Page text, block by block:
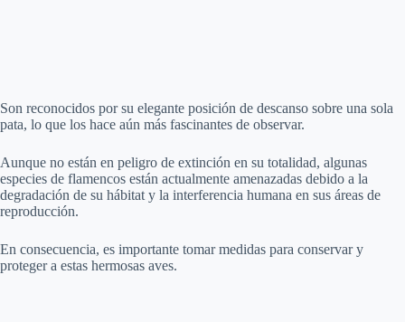
Son reconocidos por su elegante posición de descanso sobre una sola
pata, lo que los hace aún más fascinantes de observar.
Aunque no están en peligro de extinción en su totalidad, algunas
especies de flamencos están actualmente amenazadas debido a la
degradación de su hábitat y la interferencia humana en sus áreas de
reproducción.
En consecuencia, es importante tomar medidas para conservar y
proteger a estas hermosas aves.